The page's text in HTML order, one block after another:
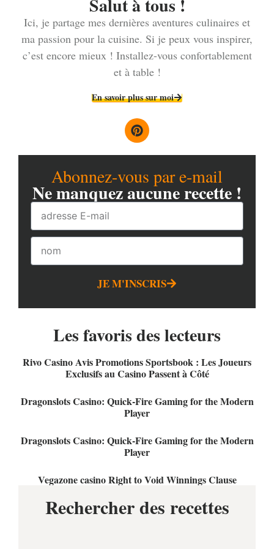
Salut à tous !
Ici, je partage mes dernières aventures culinaires et
ma passion pour la cuisine. Si je peux vous inspirer,
c’est encore mieux ! Installez-vous confortablement
et à table !
En savoir plus sur moi
Abonnez-vous par e-mail
Ne manquez aucune recette !
JE M'INSCRIS
Les favoris des lecteurs
Rivo Casino Avis Promotions Sportsbook : Les Joueurs
Exclusifs au Casino Passent à Côté
Dragonslots Casino: Quick‑Fire Gaming for the Modern
Player
Dragonslots Casino: Quick‑Fire Gaming for the Modern
Player
Vegazone casino Right to Void Winnings Clause
Rechercher des recettes